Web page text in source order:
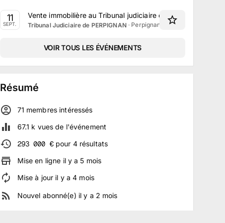
11
SEPT.
Vente immobilière au Tribunal judiciaire de Perpignan le 11
Tribunal Judiciaire de PERPIGNAN· Perpignan, Occitanie
VOIR TOUS LES ÉVÉNEMENTS
Résumé
71 membresintéressés
67.1 k vues de l'événement
293 000 €pour 4 résultats
Mise en ligne il y a 5 mois
Mise à jour il y a4 mois
Nouvel abonné(e) il y a 2 mois